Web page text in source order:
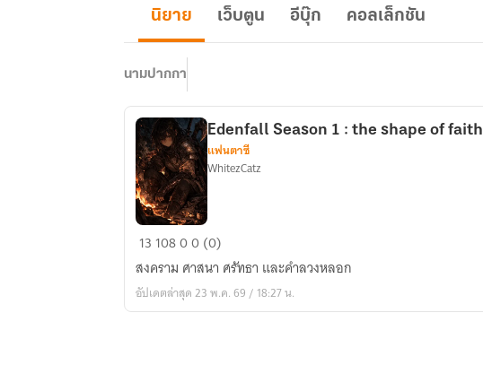
นิยาย เว็บตูน อีบุ๊ก คอลเล็กชัน
นามปากกา
Edenfall
1
:
Edenfall Season 1 : the shape of faith
แฟนตาซี
WhitezCatz
13 10800 (0)
สงคราม ศาสนา ศรัทธา และคำลวงหลอก
อัปเดตล่าสุด 23 พ.ค. 69 / 18:27 น.